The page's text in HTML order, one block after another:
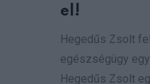
el!
Hegedűs Zsolt
egészségügy
Hegedűs Zsolt